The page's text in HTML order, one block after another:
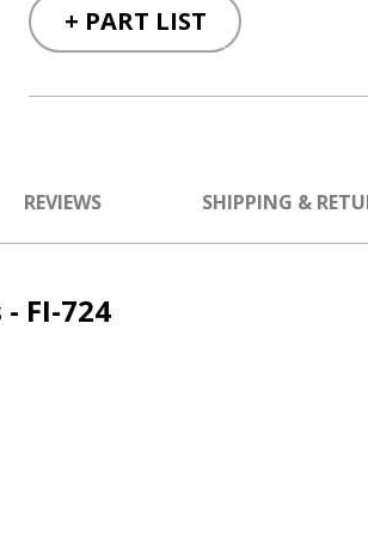
+ PART LIST
REVIEWS SHIPPING &
FI-724